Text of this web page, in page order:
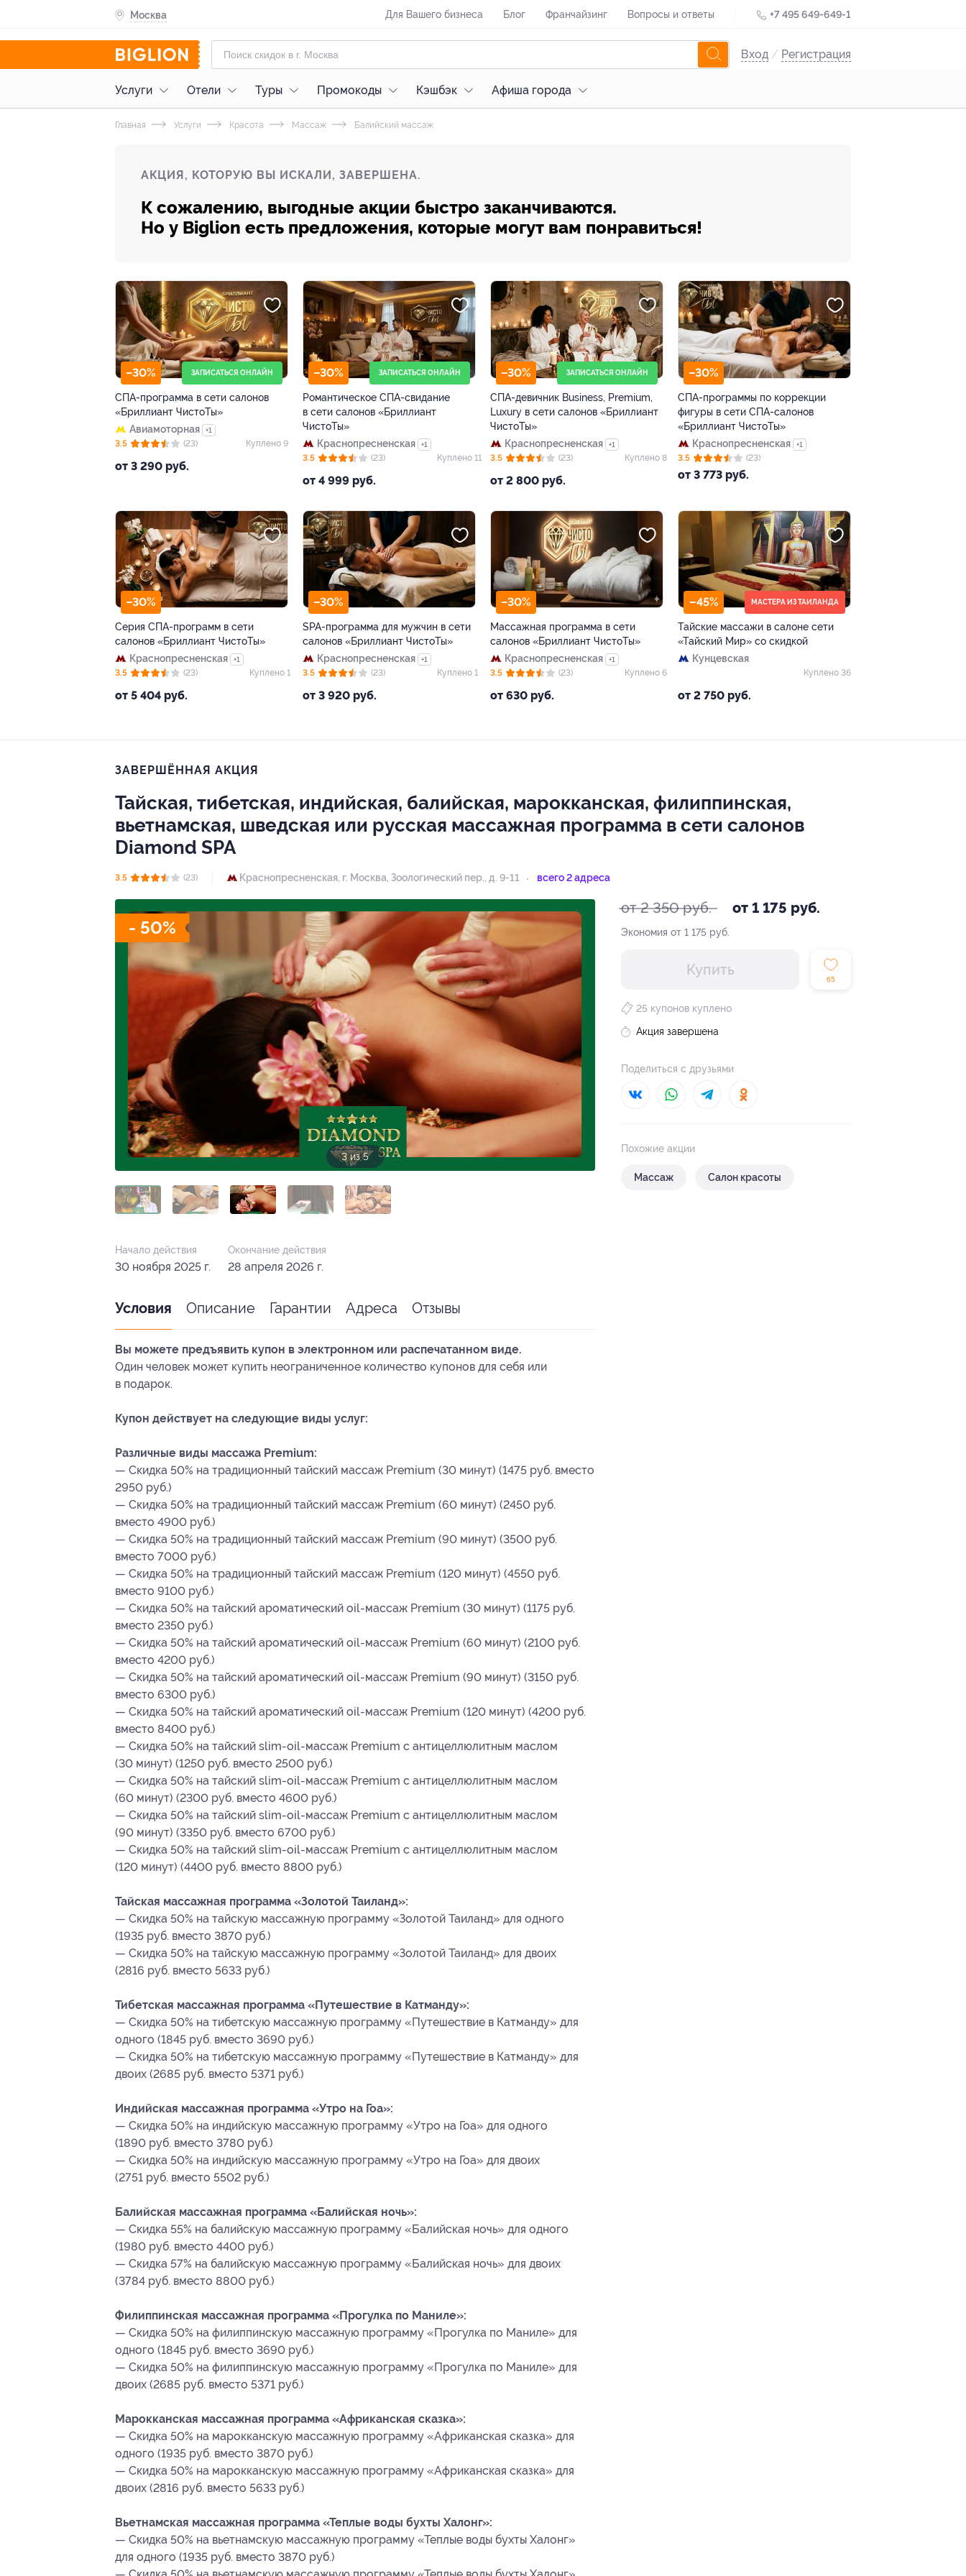
Москва Для Вашего бизнеса Блог Франчайзинг Вопросы и ответы +7 495 649-649-1
Вход / Регистрация
Услуги Отели Туры Промокоды Кэшбэк Афиша города
Главная Услуги Красота Массаж Балийский массаж
АКЦИЯ, КОТОРУЮ ВЫ ИСКАЛИ, ЗАВЕРШЕНА.
К сожалению, выгодные акции быстро заканчиваются.
Но у Biglion есть предложения, которые могут вам понравиться!
–30% ЗАПИСАТЬСЯ ОНЛАЙН
СПА-программа в сети салонов
«Бриллиант ЧистоТы»
Авиамоторная
+1
от 3 290 руб.
3.5 (23) Куплено 9
–30% ЗАПИСАТЬСЯ ОНЛАЙН
Романтическое СПА-свидание
в сети салонов «Бриллиант
ЧистоТы»
Краснопресненская
+1
от 4 999 руб.
3.5 (23) Куплено 11
–30% ЗАПИСАТЬСЯ ОНЛАЙН
СПА-девичник Business, Premium,
Luxury в сети салонов «Бриллиант
ЧистоТы»
Краснопресненская
+1
от 2 800 руб.
3.5 (23) Куплено 8
–30%
СПА-программы по коррекции
фигуры в сети СПА-салонов
«Бриллиант ЧистоТы»
Краснопресненская
+1
от 3 773 руб.
3.5 (23)
–30%
Серия СПА-программ в сети
салонов «Бриллиант ЧистоТы»
Краснопресненская
+1
от 5 404 руб.
3.5 (23) Куплено 1
–30%
SPA-программа для мужчин в сети
салонов «Бриллиант ЧистоТы»
Краснопресненская
+1
от 3 920 руб.
3.5 (23) Куплено 1
–30%
Массажная программа в сети
салонов «Бриллиант ЧистоТы»
Краснопресненская
+1
от 630 руб.
3.5 (23) Куплено 6
–45% МАСТЕРА ИЗ ТАИЛАНДА
Тайские массажи в салоне сети
«Тайский Мир» со скидкой
Кунцевская
от 2 750 руб.
Куплено 36
ЗАВЕРШЁННАЯ АКЦИЯ
Тайская, тибетская, индийская, балийская, марокканская, филиппинская,
вьетнамская, шведская или русская массажная программа в сети салонов
Diamond SPA
3.5 (23) Краснопресненская, г. Москва, Зоологический пер., д. 9-11 всего 2 адреса
- 50%
3 из 5
от 2 350 руб. от 1 175 руб.
Экономия от 1 175 руб.
Купить
65
25 купонов куплено
Акция завершена
Поделиться с друзьями
Похожие акции
Массаж Салон красоты
Начало действия
30 ноября 2025 г.
Окончание действия
28 апреля 2026 г.
Условия Описание Гарантии Адреса Отзывы
Вы можете предъявить купон в электронном или распечатанном виде.
Один человек может купить неограниченное количество купонов для себя или
в подарок.
Купон действует на следующие виды услуг:
Различные виды массажа Premium:
— Скидка 50% на традиционный тайский массаж Premium (30 минут) (1475 руб. вместо
2950 руб.)
— Скидка 50% на традиционный тайский массаж Premium (60 минут) (2450 руб.
вместо 4900 руб.)
— Скидка 50% на традиционный тайский массаж Premium (90 минут) (3500 руб.
вместо 7000 руб.)
— Скидка 50% на традиционный тайский массаж Premium (120 минут) (4550 руб.
вместо 9100 руб.)
— Скидка 50% на тайский ароматический oil-массаж Premium (30 минут) (1175 руб.
вместо 2350 руб.)
— Скидка 50% на тайский ароматический oil-массаж Premium (60 минут) (2100 руб.
вместо 4200 руб.)
— Скидка 50% на тайский ароматический oil-массаж Premium (90 минут) (3150 руб.
вместо 6300 руб.)
— Скидка 50% на тайский ароматический oil-массаж Premium (120 минут) (4200 руб.
вместо 8400 руб.)
— Скидка 50% на тайский slim-oil-массаж Premium с антицеллюлитным маслом
(30 минут) (1250 руб. вместо 2500 руб.)
— Скидка 50% на тайский slim-oil-массаж Premium с антицеллюлитным маслом
(60 минут) (2300 руб. вместо 4600 руб.)
— Скидка 50% на тайский slim-oil-массаж Premium с антицеллюлитным маслом
(90 минут) (3350 руб. вместо 6700 руб.)
— Скидка 50% на тайский slim-oil-массаж Premium с антицеллюлитным маслом
(120 минут) (4400 руб. вместо 8800 руб.)
Тайская массажная программа «Золотой Таиланд»:
— Скидка 50% на тайскую массажную программу «Золотой Таиланд» для одного
(1935 руб. вместо 3870 руб.)
— Скидка 50% на тайскую массажную программу «Золотой Таиланд» для двоих
(2816 руб. вместо 5633 руб.)
Тибетская массажная программа «Путешествие в Катманду»:
— Скидка 50% на тибетскую массажную программу «Путешествие в Катманду» для
одного (1845 руб. вместо 3690 руб.)
— Скидка 50% на тибетскую массажную программу «Путешествие в Катманду» для
двоих (2685 руб. вместо 5371 руб.)
Индийская массажная программа «Утро на Гоа»:
— Скидка 50% на индийскую массажную программу «Утро на Гоа» для одного
(1890 руб. вместо 3780 руб.)
— Скидка 50% на индийскую массажную программу «Утро на Гоа» для двоих
(2751 руб. вместо 5502 руб.)
Балийская массажная программа «Балийская ночь»:
— Скидка 55% на балийскую массажную программу «Балийская ночь» для одного
(1980 руб. вместо 4400 руб.)
— Скидка 57% на балийскую массажную программу «Балийская ночь» для двоих
(3784 руб. вместо 8800 руб.)
Филиппинская массажная программа «Прогулка по Маниле»:
— Скидка 50% на филиппинскую массажную программу «Прогулка по Маниле» для
одного (1845 руб. вместо 3690 руб.)
— Скидка 50% на филиппинскую массажную программу «Прогулка по Маниле» для
двоих (2685 руб. вместо 5371 руб.)
Марокканская массажная программа «Африканская сказка»:
— Скидка 50% на марокканскую массажную программу «Африканская сказка» для
одного (1935 руб. вместо 3870 руб.)
— Скидка 50% на марокканскую массажную программу «Африканская сказка» для
двоих (2816 руб. вместо 5633 руб.)
Вьетнамская массажная программа «Теплые воды бухты Халонг»:
— Скидка 50% на вьетнамскую массажную программу «Теплые воды бухты Халонг»
для одного (1935 руб. вместо 3870 руб.)